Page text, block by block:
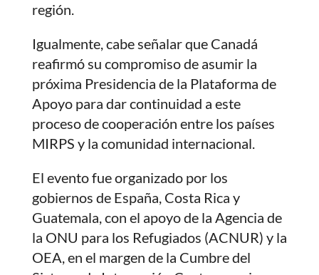
región.
Igualmente, cabe señalar que Canadá
reafirmó su compromiso de asumir la
próxima Presidencia de la Plataforma de
Apoyo para dar continuidad a este
proceso de cooperación entre los países
MIRPS y la comunidad internacional.
El evento fue organizado por los
gobiernos de España, Costa Rica y
Guatemala, con el apoyo de la Agencia de
la ONU para los Refugiados (ACNUR) y la
OEA, en el margen de la Cumbre del